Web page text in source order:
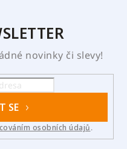
novinky či slevy!
SE
osobních údajů.